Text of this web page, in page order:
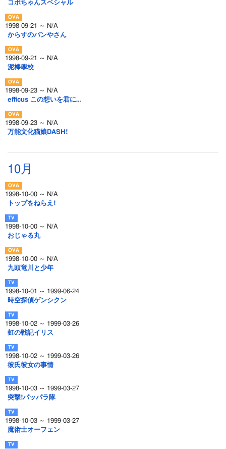
コボちゃんスペシャル
1998-09-21 ～ N/A
からすのパンやさん
1998-09-21 ～ N/A
泥棒學校
1998-09-23 ～ N/A
efficus この想いを君に…
1998-09-23 ～ N/A
万能文化猫娘DASH!
10月
1998-10-00 ～ N/A
トップをねらえ!
1998-10-00 ～ N/A
おじゃる丸
1998-10-00 ～ N/A
九頭竜川と少年
1998-10-01 ～ 1999-06-24
時空探偵ゲンシクン
1998-10-02 ～ 1999-03-26
虹の戦記イリス
1998-10-02 ～ 1999-03-26
彼氏彼女の事情
1998-10-03 ～ 1999-03-27
突撃!パッパラ隊
1998-10-03 ～ 1999-03-27
魔術士オーフェン